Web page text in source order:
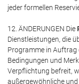
jeder formellen
12. ÄNDERUNGEN Die
Dienstleistungen, die
Programme in Auftrag
Bedingungen und
Verpflichtung befreit,
außergewöhnliche